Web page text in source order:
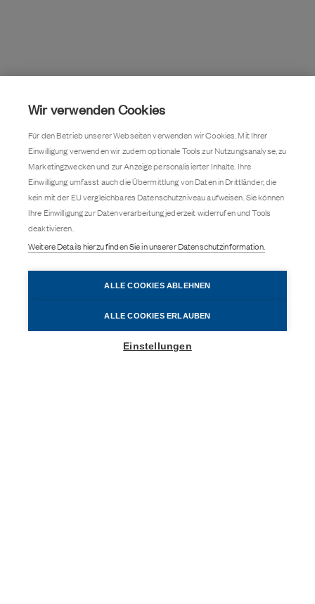
Deine Bewerbung
Du hast Lust, Teil der Jamestown Familie zu
werden?
Wir verwenden Cookies
Für den Betrieb unserer Webseiten verwenden wir Cookies. Mit Ihrer
Einwilligung verwenden wir zudem optionale Tools zur Nutzungsanalyse, zu
Marketingzwecken und zur Anzeige personalisierter Inhalte. Ihre
Einwilligung umfasst auch die Übermittlung von Daten in Drittländer, die
kein mit der EU vergleichbares Datenschutzniveau aufweisen. Sie können
Ihre Einwilligung zur Datenverarbeitung jederzeit widerrufen und Tools
deaktivieren.
Weitere Details hierzu finden Sie in unserer Datenschutzinformation.
ALLE COOKIES ABLEHNEN
ALLE COOKIES ERLAUBEN
Einstellungen